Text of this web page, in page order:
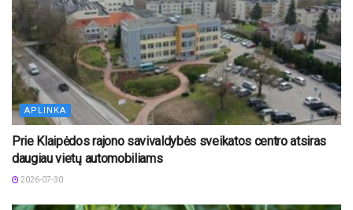
APLINKA
Prie Klaipėdos rajono savivaldybės sveikatos centro atsiras
daugiau vietų automobiliams
2026-07-30